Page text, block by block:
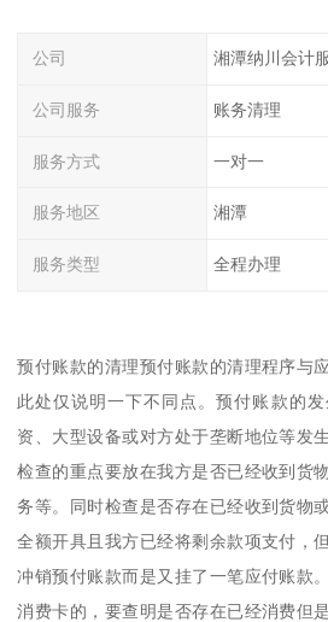
公司 湘潭纳川会计
公司服务 账务清理
服务方式 一对一
服务地区 湘潭
服务类型 全程办理
预付账款的清理预付账款的清理程序与
此处仅说明一下不同点。预付账款的
资、大型设备或对方处于垄断地位等发
检查的重点要放在我方是否已经收到货
务等。同时检查是否存在已经收到货物
全额开具且我方已经将剩余款项支付，
冲销预付账款而是又挂了一笔应付账款
消费卡的，要查明是否存在已经消费但